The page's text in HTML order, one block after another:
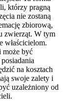
którzy pragną
nie zostaną
zbiorową,
zwierząt. W tym
właścicielom.
może być
na kosztach
swoje zalety i
uzależniony od